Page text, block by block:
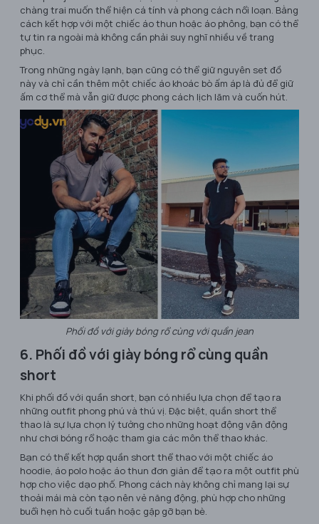
chàng trai muốn thể hiện cá tính và phong cách nổi loạn. Bằng
cách kết hợp với một chiếc áo thun hoặc áo phông, bạn có thể
tự tin ra ngoài mà không cần phải suy nghĩ nhiều về trang
phục.
Trong những ngày lạnh, bạn cũng có thể giữ nguyên set đồ
này và chỉ cần thêm một chiếc áo khoác bò ấm áp là đủ để giữ
ấm cơ thể mà vẫn giữ được phong cách lịch lãm và cuốn hút.
Phối đồ với giày bóng rổ cùng với quần jean
6. Phối đồ với giày bóng rổ cùng quần
short
Khi phối đồ với quần short, bạn có nhiều lựa chọn để tạo ra
những outfit phong phú và thú vị. Đặc biệt, quần short thể
thao là sự lựa chọn lý tưởng cho những hoạt động vận động
như chơi bóng rổ hoặc tham gia các môn thể thao khác.
Bạn có thể kết hợp quần short thể thao với một chiếc áo
hoodie, áo polo hoặc áo thun đơn giản để tạo ra một outfit phù
hợp cho việc dạo phố. Phong cách này không chỉ mang lại sự
thoải mái mà còn tạo nên vẻ năng động, phù hợp cho những
buổi hẹn hò cuối tuần hoặc gặp gỡ bạn bè.